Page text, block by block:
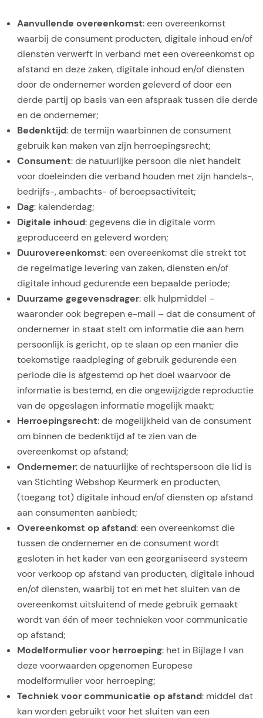
Aanvullende overeenkomst: een overeenkomst
waarbij de consument producten, digitale inhoud en/of
diensten verwerft in verband met een overeenkomst op
afstand en deze zaken, digitale inhoud en/of diensten
door de ondernemer worden geleverd of door een
derde partij op basis van een afspraak tussen die derde
en de ondernemer;
Bedenktijd: de termijn waarbinnen de consument
gebruik kan maken van zijn herroepingsrecht;
Consument: de natuurlijke persoon die niet handelt
voor doeleinden die verband houden met zijn handels-,
bedrijfs-, ambachts- of beroepsactiviteit;
Dag: kalenderdag;
Digitale inhoud: gegevens die in digitale vorm
geproduceerd en geleverd worden;
Duurovereenkomst: een overeenkomst die strekt tot
de regelmatige levering van zaken, diensten en/of
digitale inhoud gedurende een bepaalde periode;
Duurzame gegevensdrager: elk hulpmiddel –
waaronder ook begrepen e-mail – dat de consument of
ondernemer in staat stelt om informatie die aan hem
persoonlijk is gericht, op te slaan op een manier die
toekomstige raadpleging of gebruik gedurende een
periode die is afgestemd op het doel waarvoor de
informatie is bestemd, en die ongewijzigde reproductie
van de opgeslagen informatie mogelijk maakt;
Herroepingsrecht: de mogelijkheid van de consument
om binnen de bedenktijd af te zien van de
overeenkomst op afstand;
Ondernemer: de natuurlijke of rechtspersoon die lid is
van Stichting Webshop Keurmerk en producten,
(toegang tot) digitale inhoud en/of diensten op afstand
aan consumenten aanbiedt;
Overeenkomst op afstand: een overeenkomst die
tussen de ondernemer en de consument wordt
gesloten in het kader van een georganiseerd systeem
voor verkoop op afstand van producten, digitale inhoud
en/of diensten, waarbij tot en met het sluiten van de
overeenkomst uitsluitend of mede gebruik gemaakt
wordt van één of meer technieken voor communicatie
op afstand;
Modelformulier voor herroeping: het in Bijlage I van
deze voorwaarden opgenomen Europese
modelformulier voor herroeping;
Techniek voor communicatie op afstand: middel dat
kan worden gebruikt voor het sluiten van een